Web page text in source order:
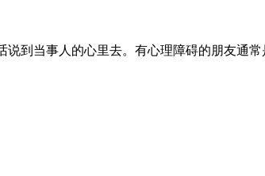
说到当事人的心里去。有心理障碍的朋友通